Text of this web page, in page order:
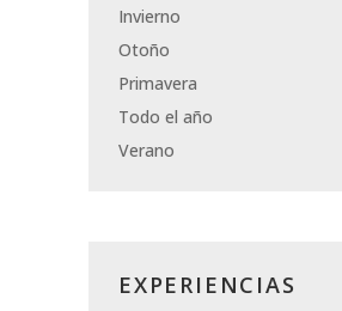
Invierno
Otoño
Primavera
Todo el año
Verano
EXPERIENCIAS